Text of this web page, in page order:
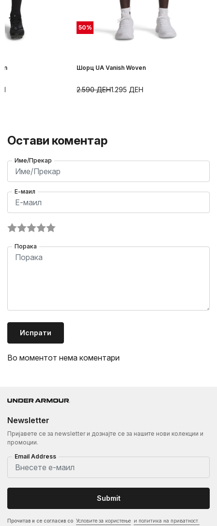
50%
Шорц UA Vanish Woven
1.295 ДЕН
2.590ДЕН
Остави коментар
Име/Прекар
Е-маил
Порака
Испрати
Во моментот нема коментари
Newsletter
Пријавете се за newsletter и дознајте се за нашите нови колекции и
промоции.
Email Address
Submit
Прочитав и се согласив со Условите за користење и политика на приватност.